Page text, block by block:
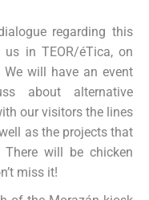
regarding this
in TEOR/éTica, on
We will have an event
about alternative
our visitors the lines
as the projects that
will be chicken
miss it!